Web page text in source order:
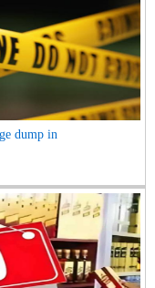
dump in